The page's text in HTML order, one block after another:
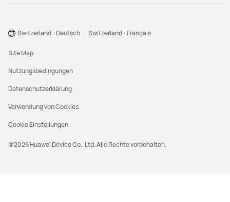
@2026 Huawei Device Co., Ltd. Alle Rechte vorbehalten.
Site Map
Nutzungsbedingungen
Datenschutzerklärung
Verwendung von Cookies
Cookie Einstellungen
Switzerland - Deutsch Switzerland - Français